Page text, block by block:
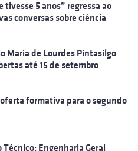
tivesse 5 anos” regressa ao
conversas sobre ciência
Maria de Lourdes Pintasilgo
até 15 de setembro
formativa para o segundo
Engenharia Geral